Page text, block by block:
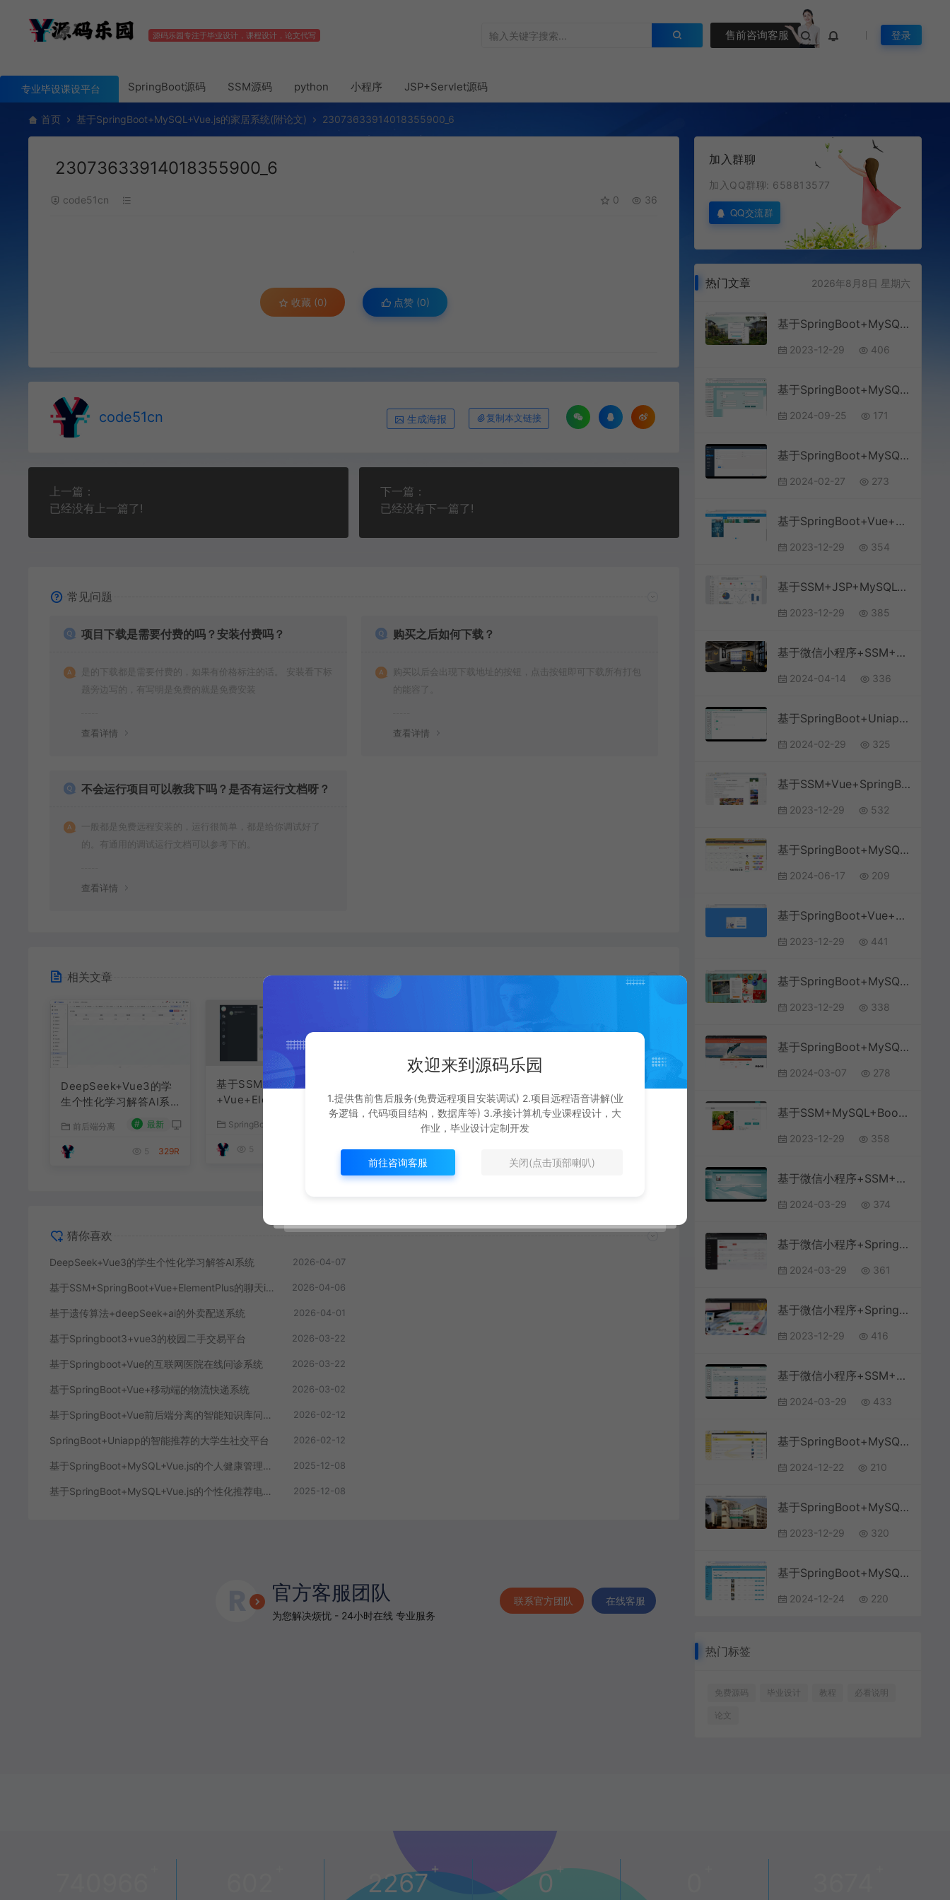
源码乐园专注于毕业设计，课程设计，论文代写 售前咨询客服 登录
专业毕设课设平台 SpringBoot源码 SSM源码 python 小程序 JSP+Servlet源码
首页 基于SpringBoot+MySQL+Vue.js的家居系统(附论文) 23073633914018355900_6
23073633914018355900_6
code51cn 0 36
收藏 (0) 点赞 (0)
code51cn 生成海报 复制本文链接
上一篇：
已经没有上一篇了!
下一篇：
已经没有下一篇了!
常见问题
项目下载是需要付费的吗？安装付费吗？
是的下载都是需要付费的，如果有价格标注的话。 安装看下标
题旁边写的，有写明是免费的就是免费安装
查看详情
购买之后如何下载？
购买以后会出现下载地址的按钮，点击按钮即可下载所有打包
的能容了。
查看详情
不会运行项目可以教我下吗？是否有运行文档呀？
一般都是免费远程安装的，运行很简单，都是给你调试好了
的。有通用的调试运行文档可以参考下的。
查看详情
相关文章
DeepSeek+Vue3的学
生个性化学习解答AI系
前后端分离 # 最新
5 329R
基于SSM+SpringBoot
+Vue+ElementPlus的
SpringBoot源码
5
ek+ai的外卖配送系统
# 最新
12
3的校园二手交易平台
猜你喜欢
DeepSeek+Vue3的学生个性化学习解答AI系统 2026-04-07
基于SSM+SpringBoot+Vue+ElementPlus的聊天im系统 2026-04-06
基于遗传算法+deepSeek+ai的外卖配送系统 2026-04-01
基于Springboot3+vue3的校园二手交易平台 2026-03-22
基于Springboot+Vue的互联网医院在线问诊系统 2026-03-22
基于SpringBoot+Vue+移动端的物流快递系统 2026-03-02
基于SpringBoot+Vue前后端分离的智能知识库问答系统 2026-02-12
SpringBoot+Uniapp的智能推荐的大学生社交平台 2026-02-12
基于SpringBoot+MySQL+Vue.js的个人健康管理系统(附论文) 2025-12-08
基于SpringBoot+MySQL+Vue.js的个性化推荐电商系统(附论文) 2025-12-08
官方客服团队
为您解决烦忧 - 24小时在线 专业服务
联系官方团队 在线客服
加入群聊
加入QQ群聊: 658813577
QQ交流群
热门文章 2026年8月8日 星期六
基于SpringBoot+MySQL+Vue的房租租赁系统(附论文)
2023-12-29 406
基于SpringBoot+MySQL+Vue.js的医院信息管理系统
2024-09-25 171
基于SpringBoot+MySQL+微信小程序的美容院管理小程序
2024-02-27 273
基于SpringBoot+Vue+MySQL前后端分离的信息技术知识竞赛系统(附论文)
2023-12-29 354
基于SSM+JSP+MySQL+Bootstrap的仓库物流信息管理系统
2023-12-29 385
基于微信小程序+SSM+MySQL的健身私教预约房小程序(附论文)
2024-04-14 336
基于SpringBoot+Uniapp+微信小程序的英语学习激励小程序(附论文)
2024-02-29 325
基于SSM+Vue+SpringBoot+MySQL的旅游景点推荐管理系统
2023-12-29 532
基于SpringBoot+MySQL+Vue.js的文化线上体验馆系统(附论文)
2024-06-17 209
基于SpringBoot+Vue+MySQL前后端分离的学生教务系统(附文档)
2023-12-29 441
基于SpringBoot+MySQL+Vue前后端分离的旅游推荐系统(附论文)
2023-12-29 338
基于SpringBoot+MySQL+Vue.js的人才管理系统(附论文)
2024-03-07 278
基于SSM+MySQL+Bootstrap+SpringBoot的农产品销售商城系统
2023-12-29 358
基于微信小程序+SSM+MySQL的驾考小程序(附论文)
2024-03-29 374
基于微信小程序+SpringBoot+MySQL的研学自习室选座与门禁小程序(附论文)
2024-03-29 361
基于微信小程序+SpringBoot+MySQL的汽车维修管理小程序(附论文)
2023-12-29 416
基于微信小程序+SSM+MySQL的医院挂号预约小程序(附论文)
2024-03-29 433
基于SpringBoot+MySQL+Vue.js的电子产品销售网站
2024-12-22 210
基于SpringBoot+MySQL+Vue的校园失物招领系统(附论文)
2023-12-29 320
基于SpringBoot+MySQL+Vue.js的物流管理系统(附论文)
2024-12-24 220
热门标签
免费源码 毕业设计 教程 必看说明
论文
2267+ 0 +
欢迎来到源码乐园
1.提供售前售后服务(免费远程项目安装调试) 2.项目远程语音讲解(业
务逻辑，代码项目结构，数据库等) 3.承接计算机专业课程设计，大
作业，毕业设计定制开发
前往咨询客服 关闭(点击顶部喇叭)